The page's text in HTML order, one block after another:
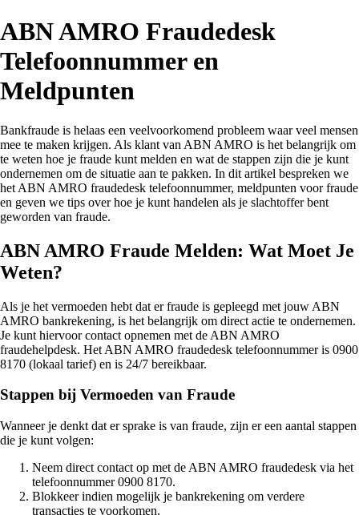
ABN AMRO Fraudedesk
Telefoonnummer en
Meldpunten
Bankfraude is helaas een veelvoorkomend probleem waar veel mensen
mee te maken krijgen. Als klant van ABN AMRO is het belangrijk om
te weten hoe je fraude kunt melden en wat de stappen zijn die je kunt
ondernemen om de situatie aan te pakken. In dit artikel bespreken we
het ABN AMRO fraudedesk telefoonnummer, meldpunten voor fraude
en geven we tips over hoe je kunt handelen als je slachtoffer bent
geworden van fraude.
ABN AMRO Fraude Melden: Wat Moet Je
Weten?
Als je het vermoeden hebt dat er fraude is gepleegd met jouw ABN
AMRO bankrekening, is het belangrijk om direct actie te ondernemen.
Je kunt hiervoor contact opnemen met de ABN AMRO
fraudehelpdesk. Het ABN AMRO fraudedesk telefoonnummer is 0900
8170 (lokaal tarief) en is 24/7 bereikbaar.
Stappen bij Vermoeden van Fraude
Wanneer je denkt dat er sprake is van fraude, zijn er een aantal stappen
die je kunt volgen:
Neem direct contact op met de ABN AMRO fraudedesk via het
telefoonnummer 0900 8170.
Blokkeer indien mogelijk je bankrekening om verdere
transacties te voorkomen.